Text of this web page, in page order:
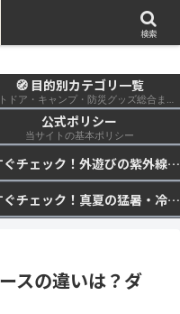
🧭 目的別カテゴリ一覧
アウトドア・キャンプ・防災グッズ総合まとめ
公式ポリシー
当サイトの基本ポリシー
今すぐチェック！外遊びの紫外線対策・日差し快適化計画｜帽子・日傘・ウェア・日焼け止めを総まとめ☀️🏕️👓
今すぐチェック！真夏の猛暑・冷却・保冷快適化計画｜外遊び・キャンプ・車中泊の暑さ対策を総まとめ☀️🧊🏕️
スの違いは？ダ
検索